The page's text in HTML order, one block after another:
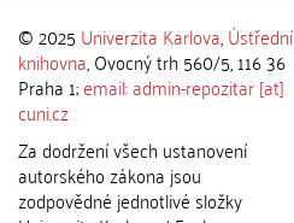
© 2025 Univerzita Karlova,Ústřední
knihovna, Ovocný trh 560/5, 116 36
Praha 1;email: admin-repozitar [at]
cuni.cz
Za dodržení všech ustanovení
autorského zákona jsou
zodpovědné jednotlivé složky